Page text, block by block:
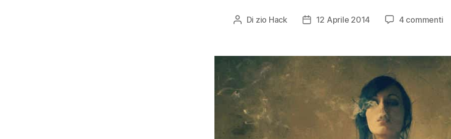
Autore
Di zio Hack
Data12 Aprile 2014 4 commentisu